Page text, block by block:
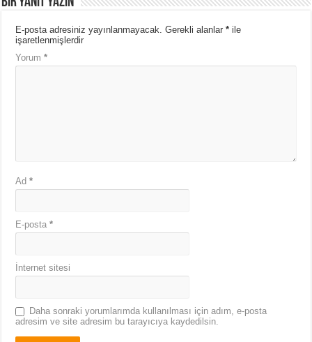
E-posta adresiniz yayınlanmayacak. Gerekli alanlar* ile
işaretlenmişlerdir
Yorum*
Ad*
E-posta*
İnternet sitesi
Daha sonraki yorumlarımda kullanılması için adım, e-posta
adresim ve site adresim bu tarayıcıya kaydedilsin.